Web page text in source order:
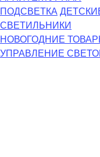
ПОДСВЕТКА
СВЕТИЛЬНИКИ
НОВОГОДНИЕ
УПРАВЛЕНИЕ